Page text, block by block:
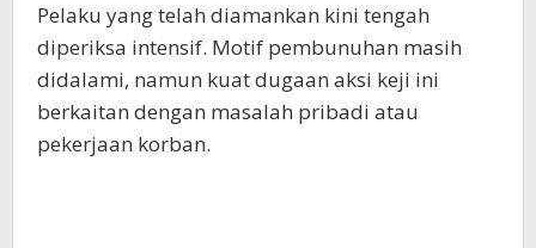
Pelaku yang telah diamankan kini tengah
diperiksa intensif. Motif pembunuhan masih
didalami, namun kuat dugaan aksi keji ini
berkaitan dengan masalah pribadi atau
pekerjaan korban.